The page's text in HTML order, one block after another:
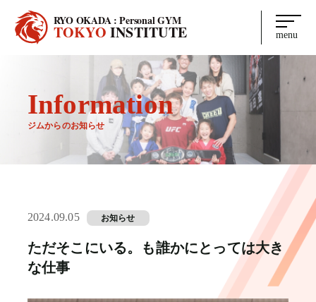
RYO OKADA : Personal GYM
TOKYO INSTITUTE menu
Information
ジムからのお知らせ
2024.09.05 お知らせ
ただそこにいる。も誰かにとっては大き
な仕事